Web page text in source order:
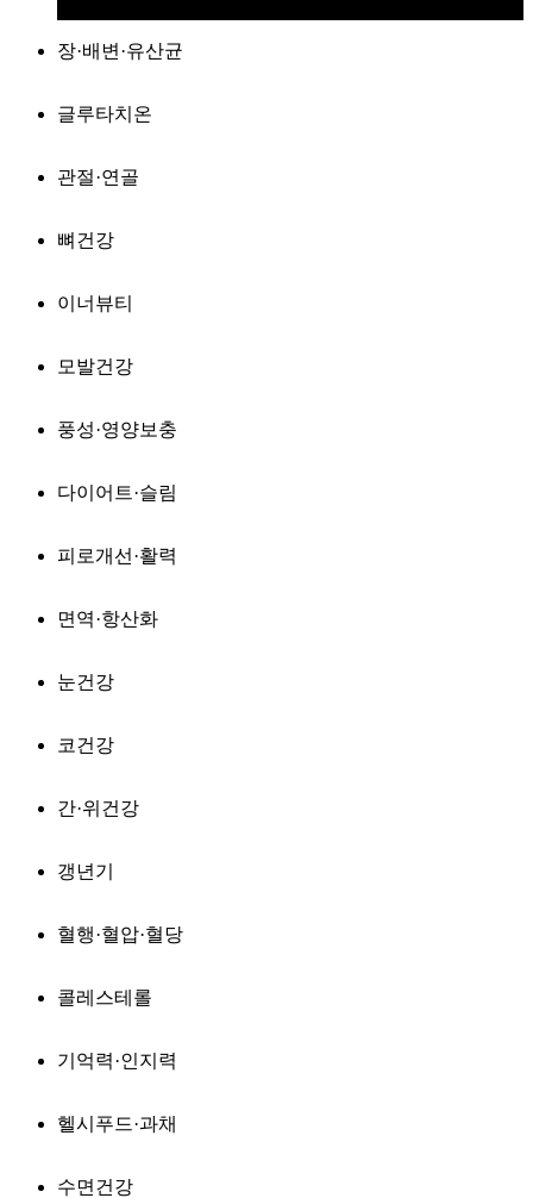
장·배변·유산균
글루타치온
관절·연골
뼈건강
이너뷰티
모발건강
풍성·영양보충
다이어트·슬림
피로개선·활력
면역·항산화
눈건강
코건강
간·위건강
갱년기
혈행·혈압·혈당
콜레스테롤
기억력·인지력
헬시푸드·과채
수면건강